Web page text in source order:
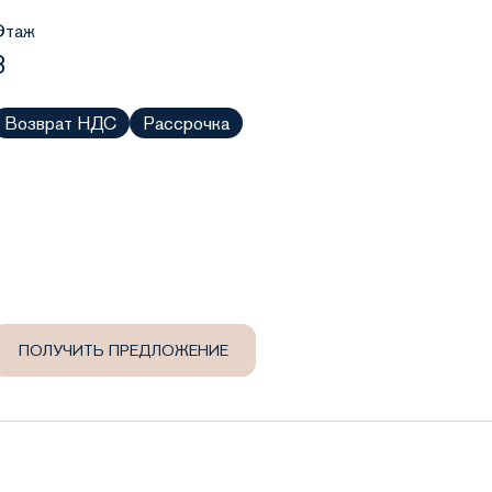
Возврат НДС Рассрочка
ПОЛУЧИТЬ ПРЕДЛОЖЕНИЕ